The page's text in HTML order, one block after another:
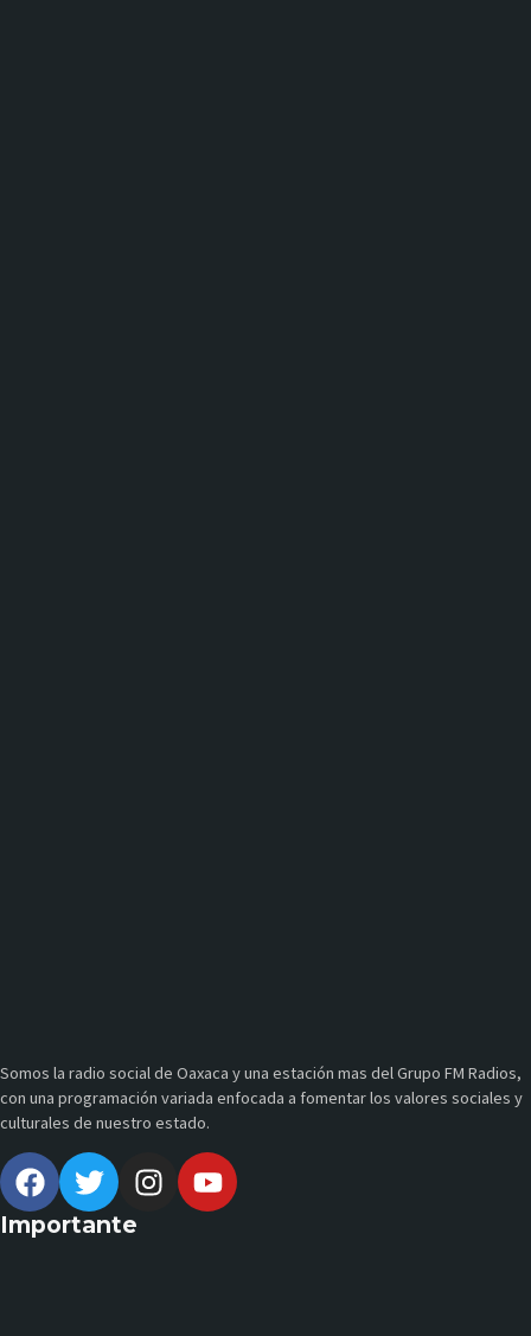
Somos la radio social de Oaxaca y una estación mas del Grupo FM Radios,
con una programación variada enfocada a fomentar los valores sociales y
culturales de nuestro estado.
Importante